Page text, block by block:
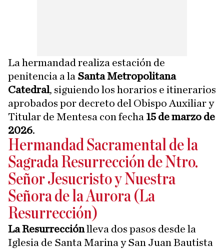
La hermandad realiza estación de
penitencia a la Santa Metropolitana
Catedral, siguiendo los horarios e itinerarios
aprobados por decreto del Obispo Auxiliar y
Titular de Mentesa con fecha 15 de marzo de
2026.
Hermandad Sacramental de la
Sagrada Resurrección de Ntro.
Señor Jesucristo y Nuestra
Señora de la Aurora (La
Resurrección)
La Resurrecciónlleva dos pasos desde la
Iglesia de Santa Marina y San Juan Bautista